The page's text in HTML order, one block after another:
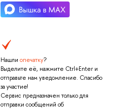
Нашли опечатку?
Выделите её, нажмите Ctrl+Enter и
отправьте нам уведомление. Спасибо
за участие!
Сервис предназначен только для
отправки сообщений об